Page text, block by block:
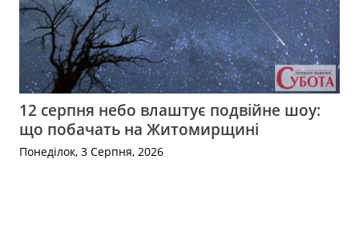
12 серпня небо влаштує подвійне шоу:
що побачать на Житомирщині
Понеділок, 3 Серпня, 2026